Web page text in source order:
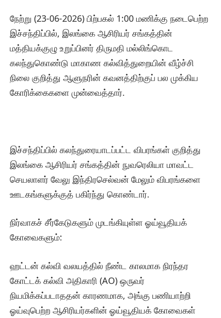
​நேற்று (23-06-2026) பிற்பகல் 1:00 மணிக்கு நடைபெற்ற
இச்சந்திப்பில், இலங்கை ஆசிரியர் சங்கத்தின்
மத்தியக்குழு உறுப்பினர் திருமதி மல்லிங்கொட
கலந்துகொண்டு மாகாண கல்வித்துறையின் வீழ்ச்சி
நிலை குறித்து ஆளுநரின் கவனத்திற்குப் பல முக்கிய
கோரிக்கைகளை முன்வைத்தார்.
இச்சந்திப்பில் கலந்துரையாடப்பட்ட விபரங்கள் குறித்து
இலங்கை ஆசிரியர் சங்கத்தின் நுவரெலியா மாவட்ட
செயலாளர் வேலு இந்திரசெல்வன் மேலும் விபரங்களை
ஊடகங்களுக்குத் பகிர்ந்து கொண்டார்.
​நிர்வாகச் சீர்கேடுகளும் முடங்கியுள்ள ஓய்வூதியக்
கோவைகளும்:
ஹட்டன் கல்வி வலயத்தில் நீண்ட காலமாக நிரந்தர
கோட்டக் கல்வி அதிகாரி (AO) ஒருவர்
நியமிக்கப்படாததன் காரணமாக, அங்கு பணியாற்றி
ஓய்வுபெற்ற ஆசிரியர்களின் ஓய்வூதியக் கோவைகள்